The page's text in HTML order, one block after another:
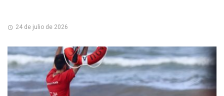
24 de julio de 2026